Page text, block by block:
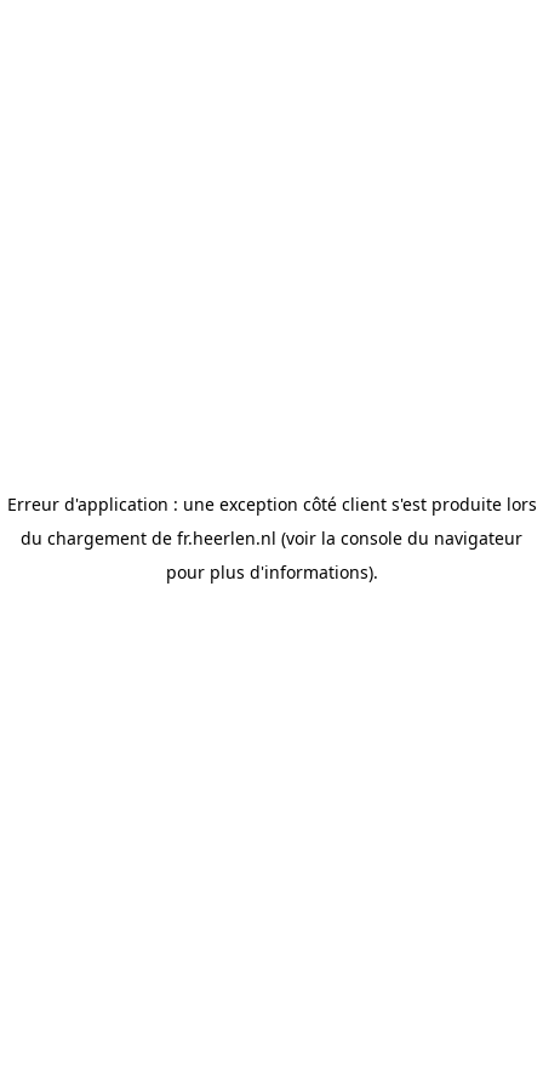
Erreur d'application : une exception côté client s'est produite lors
du chargement de fr.heerlen.nl (voir la console du navigateur
pour plus d'informations).